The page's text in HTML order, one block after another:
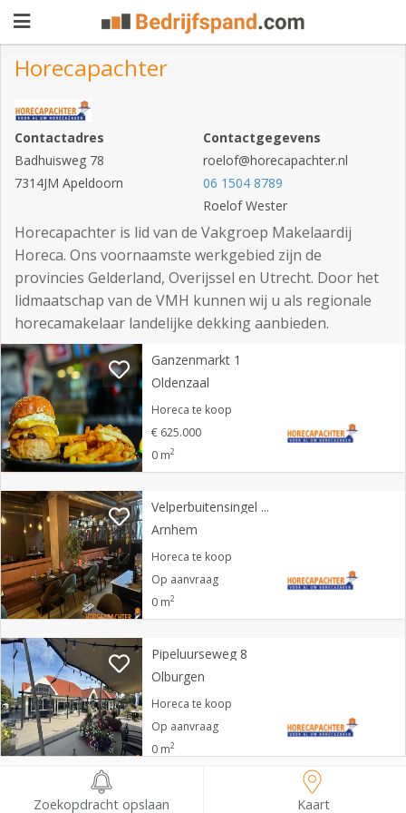
Pand
aanbieden
Pand
zoeken
adverteren
Premium
adverteren
Blog
Registreren
Login
Horecapachter
Contactadres
Badhuisweg 78
7314JM Apeldoorn
Contactgegevens
roelof@horecapachter.nl
06 1504 8789
Roelof Wester
Horecapachter is lid van de Vakgroep Makelaardij
Horeca. Ons voornaamste werkgebied zijn de
provincies Gelderland, Overijssel en Utrecht. Door het
lidmaatschap van de VMH kunnen wij u als regionale
horecamakelaar landelijke dekking aanbieden.
Ganzenmarkt 1
Oldenzaal
Horeca te koop
€ 625.000
0 m2
Velperbuitensingel 17
Arnhem
Horeca te koop
Op aanvraag
0 m2
Pipeluurseweg 8
Olburgen
Horeca te koop
Op aanvraag
0 m2
Dorpstraat 9
Zoekopdracht opslaan Kaart